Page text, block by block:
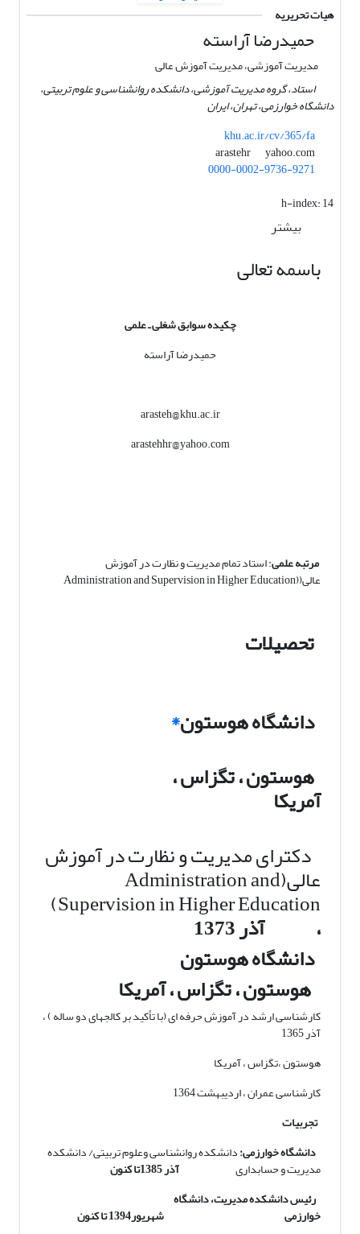
هیات تحریریه
حمیدرضا آراسته
مدیریت آموزشی، مدیریت آموزش عالی
استاد، گروه مدیریت آموزشی، دانشکده روانشناسی و علوم تربیتی،
دانشگاه خوارزمی، تهران، ایران
khu.ac.ir/cv/365/fa
arastehr
yahoo.com
0000-0002-9736-9271
h-index:14
بیشتر
باسمه تعالی
چکیده سوابق شغلی ـ علمی
حمیدرضا آراسته
arasteh@khu.ac.ir
arastehhr@yahoo.com
مرتبه علمی: استاد تمام مدیریت و نظارت در آموزش
عالی((Administration and Supervision in Higher Education
تحصیلات
دانشگاه هوستون*
هوستون ، تگزاس ،
آمریکا
دکترای مدیریت و نظارت در آموزش
عالی(Administration and
Supervision in Higher Education)
، آذر 1373
دانشگاه هوستون
هوستون ، تگزاس ، آمریکا
کارشناسی ارشد در آموزش حرفه ای (با تأکید بر کالج‏های دو ساله ) ،
آذر 1365
هوستون ،تگزاس ، آمریکا
کارشناسی عمران ، اردیبهشت 1364
تجربیات
دانشگاه خوارزمی:دانشکده روانشناسی وعلوم تربیتی/ دانشکده
مدیریت و حسابداری آذر 1385تا کنون
رئیس دانشکده مدیریت، دانشگاه
خوارزمی شهریور1394 تا کنون